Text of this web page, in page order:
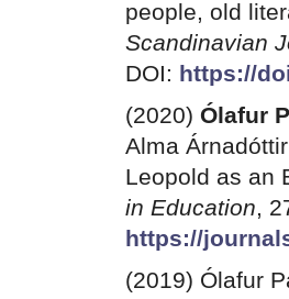
people, old
Scandinavian
DOI: https://
(2020) Ólafur
Alma
Leopold as an
in Education,
https://
(2019) Ólafur